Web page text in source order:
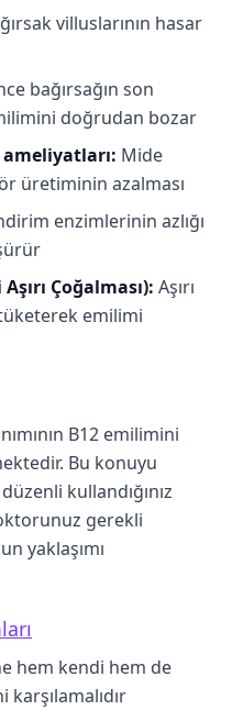
villuslarının hasar
bağırsağın son
doğrudan bozar
Mide
üretiminin azalması
enzimlerinin azlığı
Çoğalması): Aşırı
emilimi
B12 emilimini
Bu konuyu
kullandığınız
gerekli
yaklaşımı
hem kendi hem de